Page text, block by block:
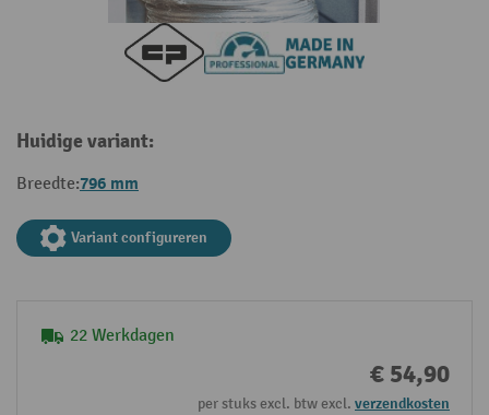
Huidige variant:
Breedte:796 mm
Variant configureren
22 Werkdagen
€ 54,90
per stuks excl. btw excl. verzendkosten